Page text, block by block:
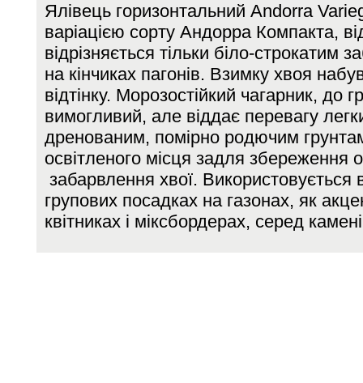
Ялівець горизонтальний Andorra
варіацією сорту Андорра Компакта,
відрізняється тільки біло-строкатим
на кінчиках пагонів. Взимку хвоя
відтінку. Морозостійкий чагарник, до
вимогливий, але віддає перевагу
дренованим, помірно родючим
освітленого місця задля збереження
забарвлення хвої. Використовується
групових посадках на газонах, як
квітниках і міксбордерах, серед